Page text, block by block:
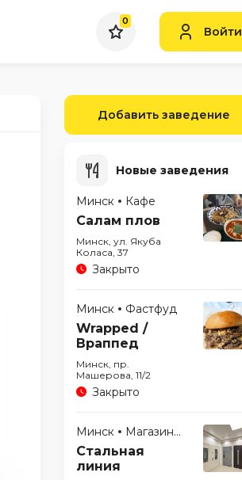
0
Войти
Добавить заведение
Новые заведения
Минск Кафе
Салам плов
Минск, ул. Якуба
Коласа, 37
Закрыто
Минск Фастфуд
Wrapped /
Враппед
Минск, пр.
Машерова, 11/2
Закрыто
Минск Магазины
Стальная
линия